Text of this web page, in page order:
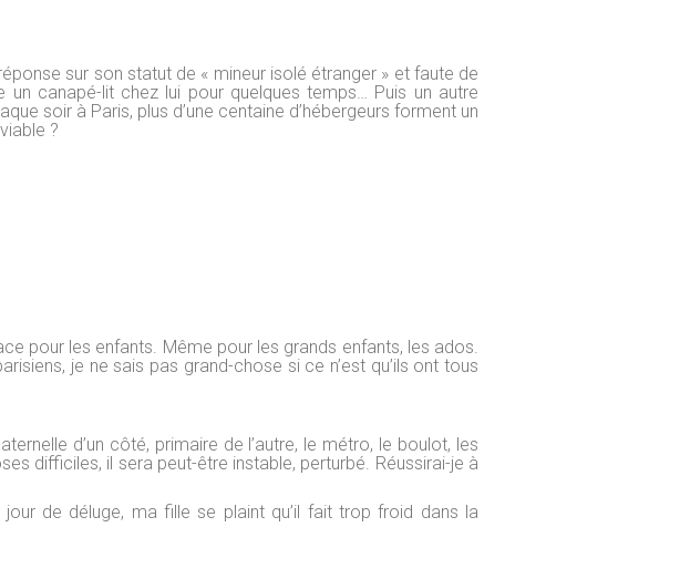
sur son statut de « mineur isolé étranger » et faute de
un canapé-lit chez lui pour quelques temps… Puis un autre
soir à Paris, plus d’une centaine d’hébergeurs forment un
?
pour les enfants. Même pour les grands enfants, les ados.
je ne sais pas grand-chose si ce n’est qu’ils ont tous
d’un côté, primaire de l’autre, le métro, le boulot, les
difficiles, il sera peut-être instable, perturbé. Réussirai-je à
de déluge, ma fille se plaint qu’il fait trop froid dans la